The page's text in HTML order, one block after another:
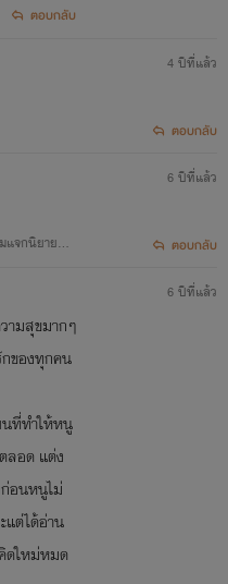
งตอน
ห้องนอนถึงกับชะงักค้างที่
องด้านในอีกฟากของบาน
ะตูเข้าไปทันที ภาพของสามี
อมทับเลขาหน้าห้องใน
าเจ็บใจ
ตอบกลับ
4 ปีที่แล้ว
ตอบกลับ
แจกนิยาย💌
6 ปีที่แล้ว
ตอบกลับ
ามสุขมากๆ
ของทุกคน
นที่ทำให้หนู
ลอด แต่ง
อนหนูไม่
แต่ได้อ่าน
ดใหม่หมด
6 ปีที่แล้ว